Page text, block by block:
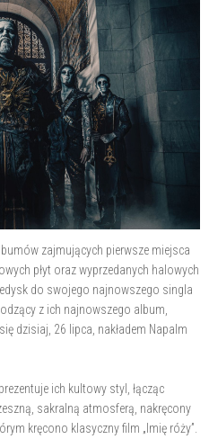
zajmujących pierwsze miejsca
płyt oraz wyprzedanych halowych
do swojego najnowszego singla
z ich najnowszego album,
dzisiaj, 26 lipca, nakładem Napalm
ich kultowy styl, łącząc
sakralną atmosferą, nakręcony
kręcono klasyczny film „Imię róży”.